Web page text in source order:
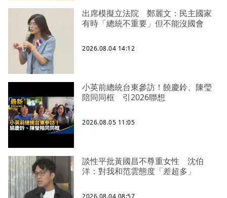
出席模擬立法院 鄭麗文：民主國家
有時「總統不重要」但不能沒國會
2026.08.04 14:12
小英前總統台東參訪！饒慶鈴、陳瑩
陪同同框 引2026聯想
2026.08.05 11:05
談性平批黃國昌不尊重女性 沈伯
洋：對我和范雲態度「差超多」
2026.08.04 08:57